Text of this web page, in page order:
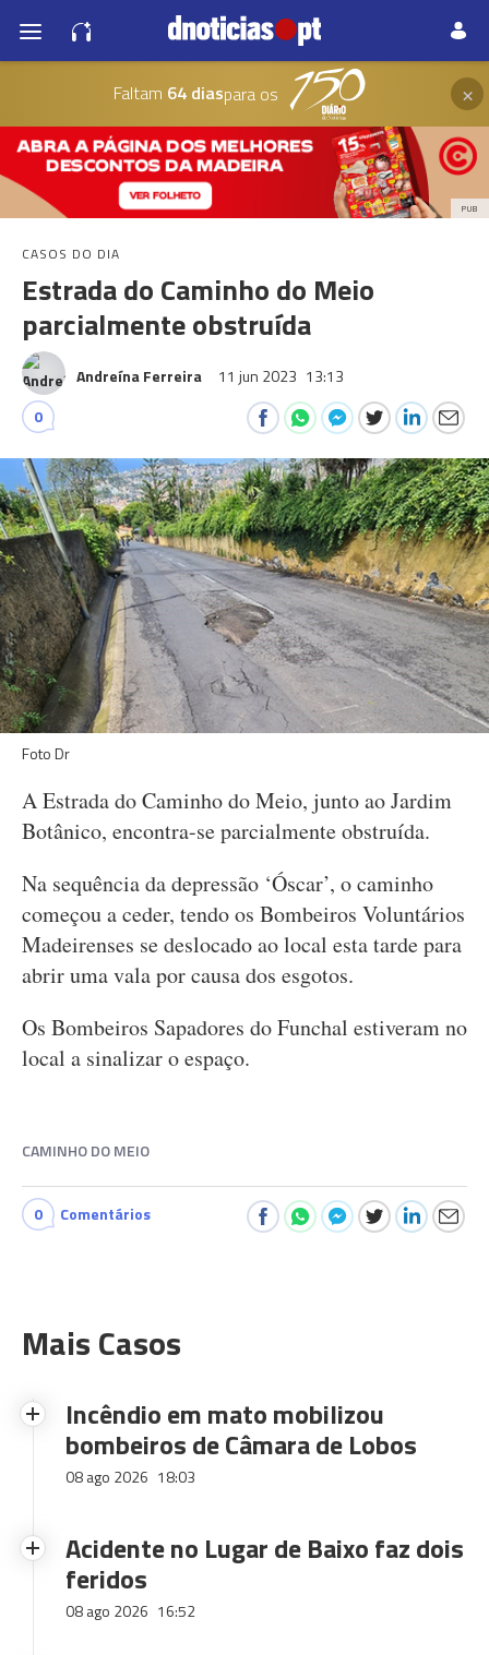
Faltam 64 diaspara os ×
PUB
CASOS DO DIA
Estrada do Caminho do Meio
parcialmente obstruída
Andreína Ferreira 11 jun 2023 13:13
0
Foto Dr
A Estrada do Caminho do Meio, junto ao Jardim
Botânico, encontra-se parcialmente obstruída.
Na sequência da depressão ‘Óscar’, o caminho
começou a ceder, tendo os Bombeiros Voluntários
Madeirenses se deslocado ao local esta tarde para
abrir uma vala por causa dos esgotos.
Os Bombeiros Sapadores do Funchal estiveram no
local a sinalizar o espaço.
CAMINHO DO MEIO
0 Comentários
Mais Casos
Incêndio em mato mobilizou
bombeiros de Câmara de Lobos
08 ago 2026 18:03
Acidente no Lugar de Baixo faz dois
feridos
08 ago 2026 16:52